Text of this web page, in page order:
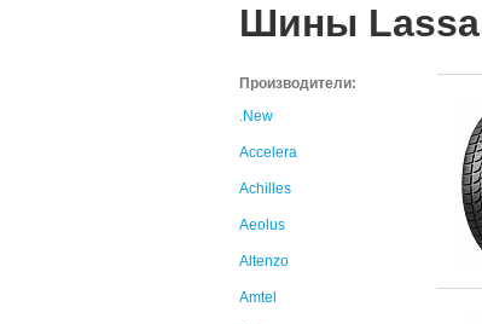
Шины Lassa
Производители:
.New
Accelera
Achilles
Aeolus
Altenzo
Amtel